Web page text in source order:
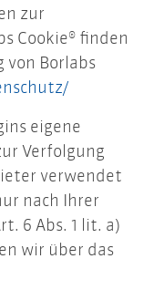
zur
Cookie® finden
von Borlabs
eigene
Verfolgung
verwendet
nach Ihrer
6 Abs. 1 lit. a)
wir über das